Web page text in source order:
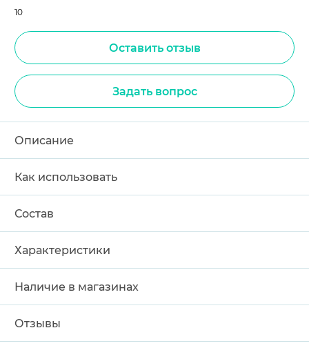
10
Оставить отзыв
Задать вопрос
Описание
Как использовать
Состав
Характеристики
Наличие в магазинах
Отзывы